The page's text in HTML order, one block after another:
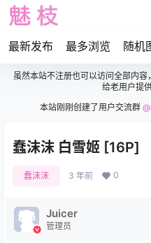
最新发布 最多浏览 随机
虽然本站不注册也可以访问全部内容
给老用户提
本站刚刚创建了用户交流群
蠢沫沫 白雪姬 [16P]
蠢沫沫 3 年前 0
Juicer
管理员